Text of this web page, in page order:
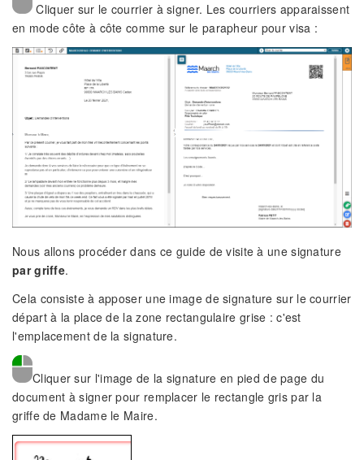
Cliquer sur le courrier à signer. Les courriers apparaissent
en mode côte à côte comme sur le parapheur pour visa :
Nous allons procéder dans ce guide de visite à une signature
par griffe.
Cela consiste à apposer une image de signature sur le courrier
départ à la place de la zone rectangulaire grise : c'est
l'emplacement de la signature.
Cliquer sur l'image de la signature en pied de page du
document à signer pour remplacer le rectangle gris par la
griffe de Madame le Maire.